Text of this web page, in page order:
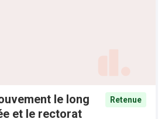
le long
et le rectorat
Retenue